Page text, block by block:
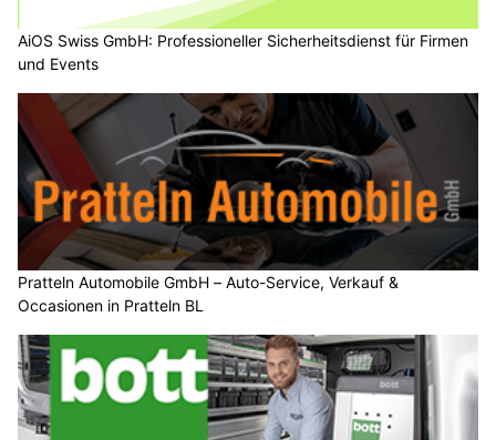
AiOS Swiss GmbH: Professioneller Sicherheitsdienst für Firmen
und Events
Pratteln Automobile GmbH – Auto-Service, Verkauf &
Occasionen in Pratteln BL